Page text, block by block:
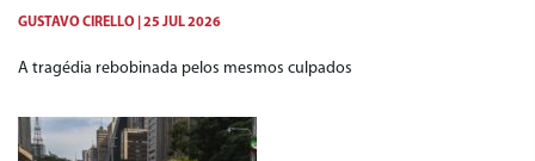
GUSTAVO CIRELLO 25 JUL 2026
A tragédia rebobinada pelos mesmos culpados